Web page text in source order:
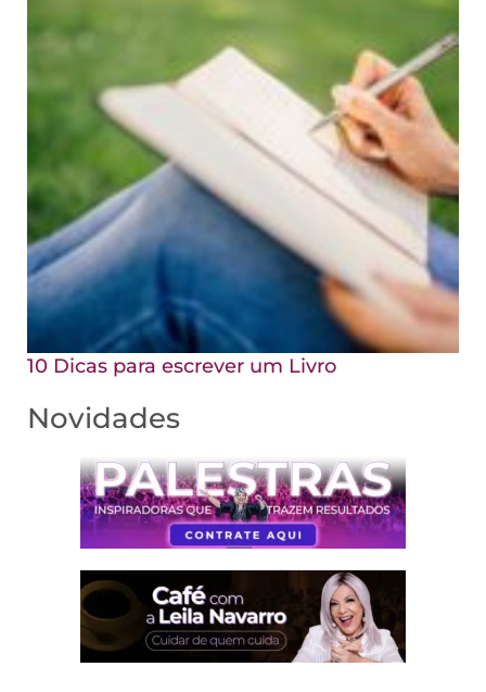
10 Dicas para escrever um Livro
Novidades